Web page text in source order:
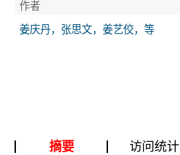
作者
姜庆丹，张思文，姜艺佼，等
摘要 访问统计